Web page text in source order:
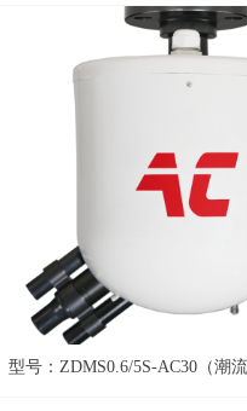
型号：ZDMS0.6/5S-AC30（潮流